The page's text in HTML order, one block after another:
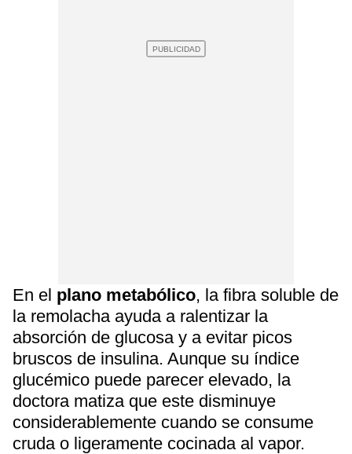
En el plano metabólico, la fibra soluble de
la remolacha ayuda a ralentizar la
absorción de glucosa y a evitar picos
bruscos de insulina. Aunque su índice
glucémico puede parecer elevado, la
doctora matiza que este disminuye
considerablemente cuando se consume
cruda o ligeramente cocinada al vapor.